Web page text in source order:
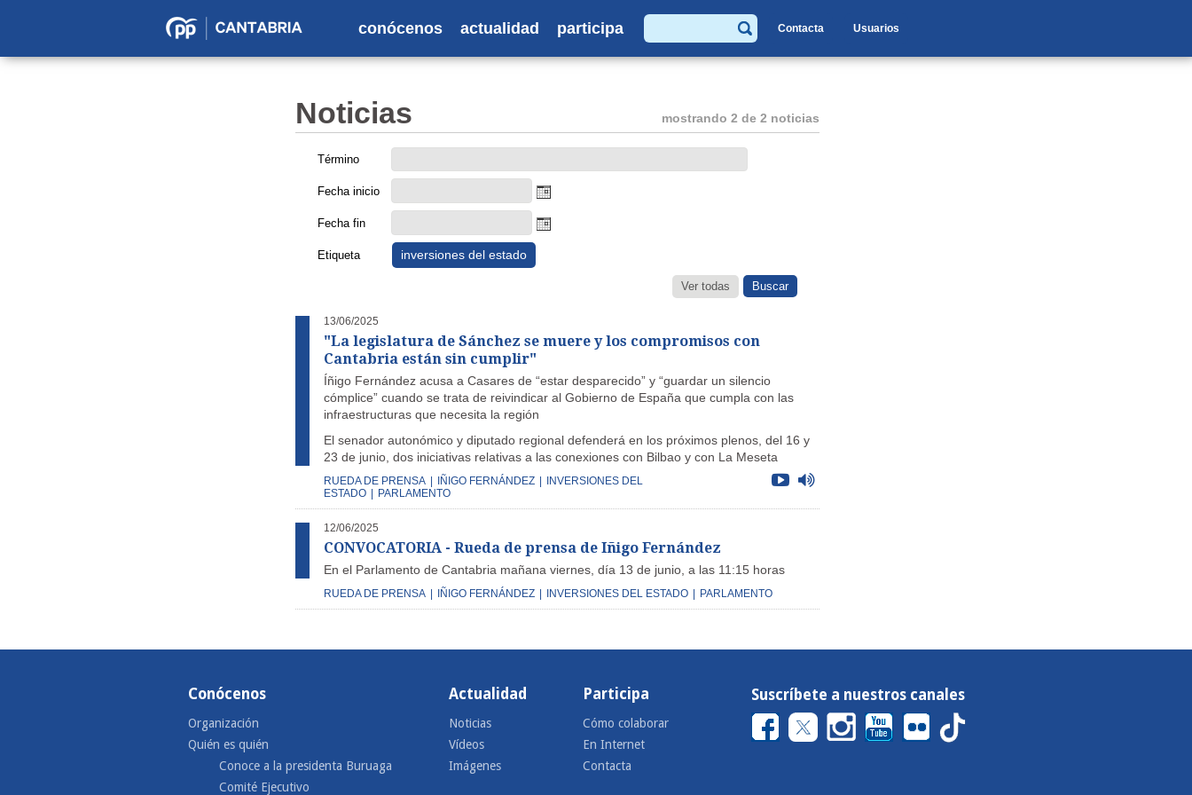
Partido
conócenos actualidad participa
Buscar
Contacta Usuarios
Noticias mostrando 2 de 2 noticias
Término
Fecha inicio
Fecha fin
Etiqueta inversiones del estado
Ver todas
13/06/2025
"La legislatura de Sánchez se muere y los compromisos con
Cantabria están sin cumplir"
Íñigo Fernández acusa a Casares de “estar desparecido” y “guardar un silencio
cómplice” cuando se trata de reivindicar al Gobierno de España que cumpla con las
infraestructuras que necesita la región
El senador autonómico y diputado regional defenderá en los próximos plenos, del 16 y
23 de junio, dos iniciativas relativas a las conexiones con Bilbao y con La Meseta
RUEDA DE PRENSA IÑIGO FERNÁNDEZ
INVERSIONES DEL
ESTADO
PARLAMENTO
12/06/2025
CONVOCATORIA - Rueda de prensa de Iñigo Fernández
En el Parlamento de Cantabria mañana viernes, día 13 de junio, a las 11:15 horas
RUEDA DE PRENSA IÑIGO FERNÁNDEZ INVERSIONES DEL ESTADO PARLAMENTO
Conócenos
Organización
Quién es quién
Conoce a la presidenta Buruaga
Comité Ejecutivo
Actualidad
Noticias
Vídeos
Imágenes
Participa
Cómo colaborar
En Internet
Contacta
Suscríbete a nuestros canales